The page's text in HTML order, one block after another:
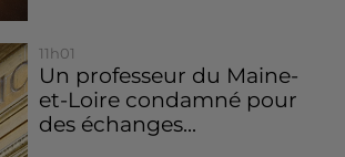
11h01
Un professeur du Maine-
et-Loire condamné pour
des échanges...